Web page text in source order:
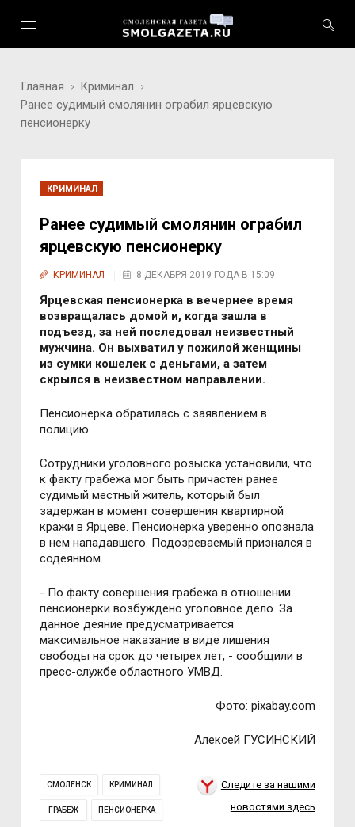
Главная
Криминал
Ранее судимый смолянин ограбил ярцевскую
пенсионерку
КРИМИНАЛ
Ранее судимый смолянин ограбил
ярцевскую пенсионерку
КРИМИНАЛ 8 ДЕКАБРЯ 2019 ГОДА В 15:09
Ярцевская пенсионерка в вечернее время
возвращалась домой и, когда зашла в
подъезд, за ней последовал неизвестный
мужчина. Он выхватил у пожилой женщины
из сумки кошелек с деньгами, а затем
скрылся в неизвестном направлении.
Пенсионерка обратилась с заявлением в
полицию.
Сотрудники уголовного розыска установили, что
к факту грабежа мог быть причастен ранее
судимый местный житель, который был
задержан в момент совершения квартирной
кражи в Ярцеве. Пенсионерка уверенно опознала
в нем нападавшего. Подозреваемый признался в
содеянном.
- По факту совершения грабежа в отношении
пенсионерки возбуждено уголовное дело. За
данное деяние предусматривается
максимальное наказание в виде лишения
свободы на срок до четырех лет, - сообщили в
пресс-службе областного УМВД.
Фото: pixabay.com
Алексей ГУСИНСКИЙ
СМОЛЕНСК КРИМИНАЛ
ГРАБЕЖ ПЕНСИОНЕРКА
Следите за нашими
новостями здесь